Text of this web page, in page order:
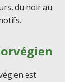
du noir au
est